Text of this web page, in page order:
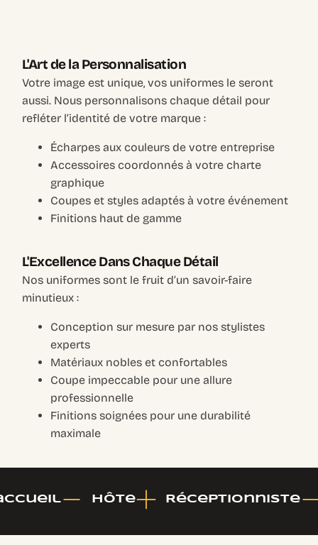
L'Art de la Personnalisation
Votre image est unique, vos uniformes le seront
aussi. Nous personnalisons chaque détail pour
refléter l’identité de votre marque :
Écharpes aux couleurs de votre entreprise
Accessoires coordonnés à votre charte
graphique
Coupes et styles adaptés à votre événement
Finitions haut de gamme
L'Excellence Dans Chaque Détail
Nos uniformes sont le fruit d’un savoir-faire
minutieux :
Conception sur mesure par nos stylistes
experts
Matériaux nobles et confortables
Coupe impeccable pour une allure
professionnelle
Finitions soignées pour une durabilité
maximale
Hôte Réceptionniste